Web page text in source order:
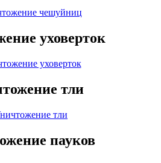
уховерток
тли
пауков